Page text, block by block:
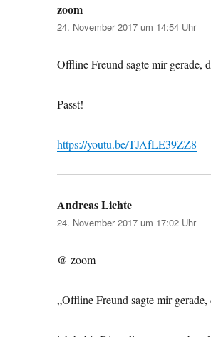
zoom
24. November 2017 um 14:54 Uhr
Offline Freund sagte mir gerade,
Passt!
https://youtu.be/TJAfLE39ZZ8
Andreas Lichte
24. November 2017 um 17:02 Uhr
@ zoom
„Offline Freund sagte mir